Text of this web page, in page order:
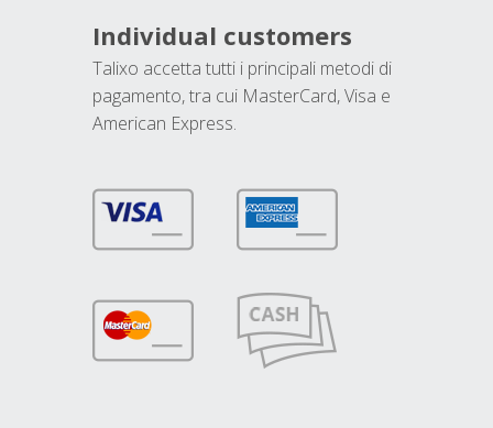
Individual customers
Talixo accetta tutti i principali metodi di
pagamento, tra cui MasterCard, Visa e
American Express.